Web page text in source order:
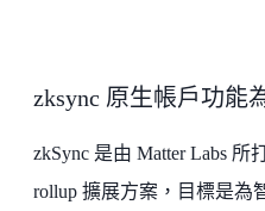
zksync 原生帳戶功能
zkSync 是由 Matter Labs 所
rollup 擴展方案，目標是為